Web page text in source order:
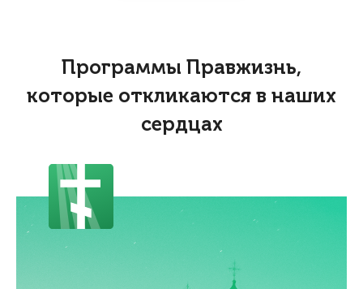
Программы Правжизнь,
которые откликаются в наших
сердцах